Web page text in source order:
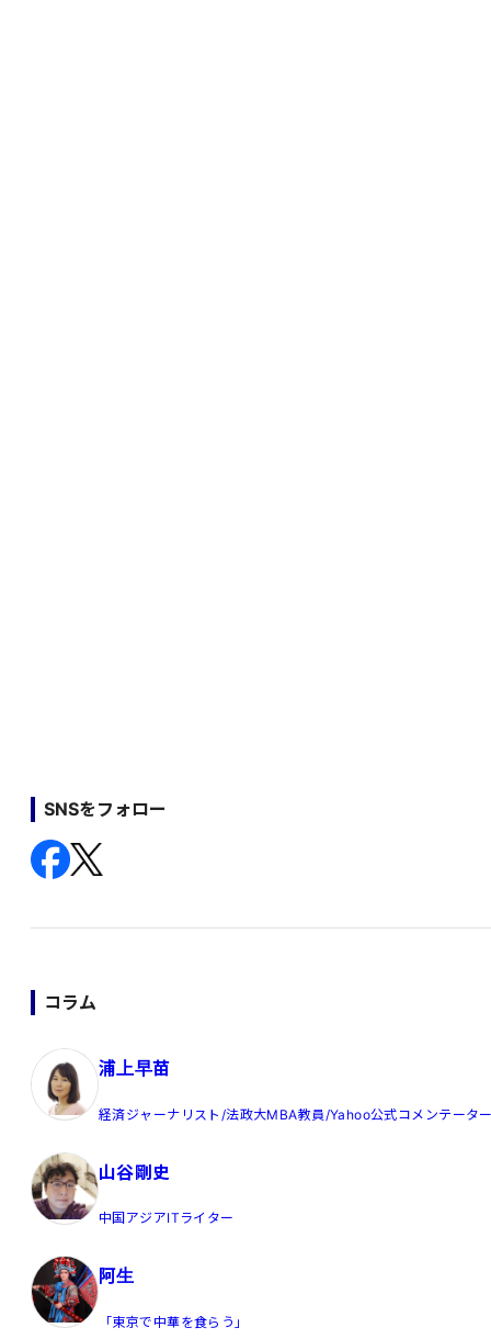
SNSをフォロー
コラム
浦上早苗
経済ジャーナリスト/法政大MBA教員/Yahoo公式コメンテータ
山谷剛史
中国アジアITライター
阿生
「東京で中華を食らう」